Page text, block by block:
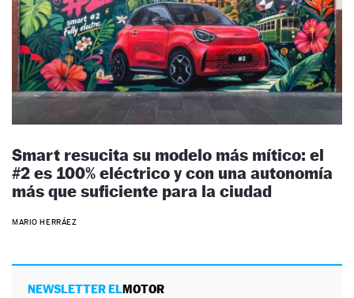
Smart resucita su modelo más mítico: el
#2 es 100% eléctrico y con una autonomía
más que suficiente para la ciudad
MARIO HERRÁEZ
NEWSLETTER ELMOTOR